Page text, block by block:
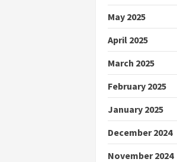
May 2025
April 2025
March 2025
February 2025
January 2025
December 2024
November 2024